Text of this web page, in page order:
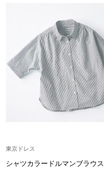
東京ドレス
シャツカラードルマンブラウス